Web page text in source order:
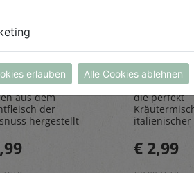
Naturkost
Kokosraspeln
aus dem
der
hergestellt
geben einen Hauch
in köstliche Kuchen
Kräuter
Sonnentor
Die Kräuter
die perfekt
italienischer
rundet
und
€ 2,99
erlauben Alle Cookies ablehnen